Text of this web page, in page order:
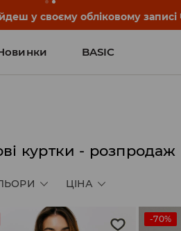
у своєму обліковому записі
BASIC
куртки - розпродаж
ЦІНА
-70%